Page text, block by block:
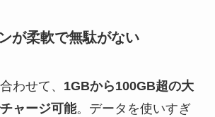
が柔軟で無駄がない
わせて、 1GBから100GB超の大
ャージ可能。データを使いすぎ